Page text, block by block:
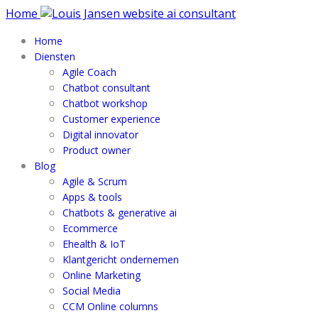
Home
Home
Diensten
Agile Coach
Chatbot consultant
Chatbot workshop
Customer experience
Digital innovator
Product owner
Blog
Agile & Scrum
Apps & tools
Chatbots & generative ai
Ecommerce
Ehealth & IoT
Klantgericht ondernemen
Online Marketing
Social Media
CCM Online columns